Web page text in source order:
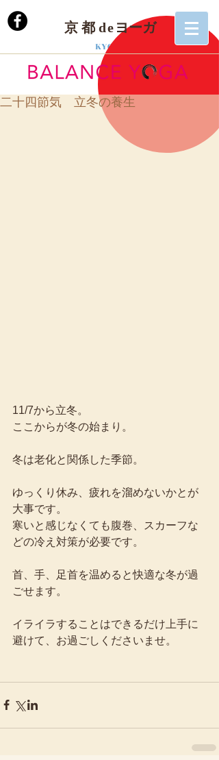
KYOTO
京 都 de ヨーガ
二十四節気 立冬の養生
11/7から立冬。
ここからが冬の始まり。
冬は老化と関係した季節。
ゆっくり休み、疲れを溜めないかとが
大事です。
寒いと感じなくても腹巻、スカーフな
どの冷え対策が必要です。
首、手、足首を温めると快適な冬が過
ごせます。
イライラすることはできるだけ上手に
避けて、お過ごしくださいませ。